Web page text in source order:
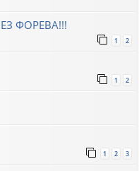
ФОРЕВА!!!
1 2
1 2
1 2 3